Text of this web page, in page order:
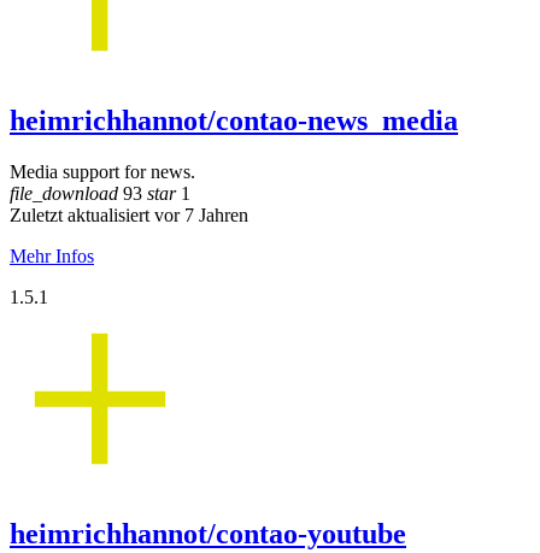
heimrichhannot/contao-news_media
Media support for news.
file_download 93 star1
Zuletzt aktualisiert vor 7 Jahren
Mehr Infos
1.5.1
heimrichhannot/contao-youtube